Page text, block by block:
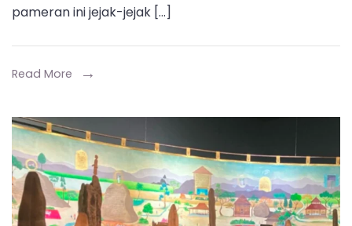
Aku
pameran ini jejak-jejak […]
Read More